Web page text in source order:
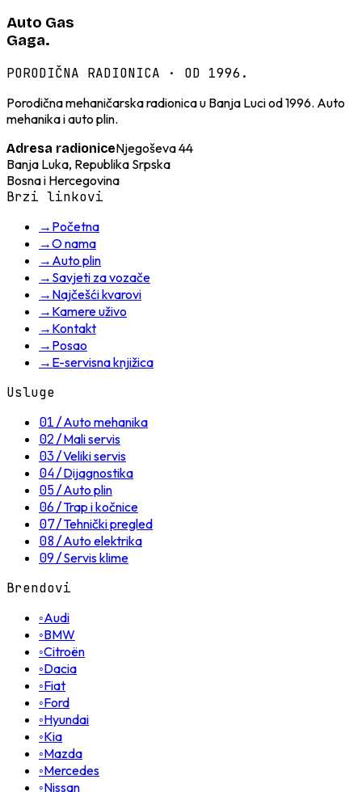
Auto Gas
Gaga.
PORODIČNA RADIONICA · OD 1996.
Porodična mehaničarska radionica u Banja Luci od 1996. Auto
mehanika i auto plin.
Adresa radioniceNjegoševa 44
Banja Luka, Republika Srpska
Bosna i Hercegovina
Brzi linkovi
→ Početna
→O nama
→ Auto plin
→ Savjeti za vozače
→ Najčešći kvarovi
→ Kamere uživo
→ Kontakt
→ Posao
→ E-servisna knjižica
Usluge
01/Auto mehanika
02/Mali servis
03/Veliki servis
04/Dijagnostika
05/Auto plin
06/Trap i kočnice
07/Tehnički pregled
08/Auto elektrika
09/Servis klime
Brendovi
◦Audi
◦BMW
◦Citroën
◦Dacia
◦Fiat
◦Ford
◦Hyundai
◦Kia
◦Mazda
◦Mercedes
◦Nissan